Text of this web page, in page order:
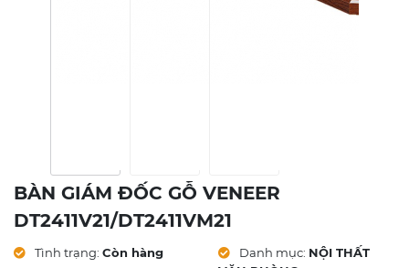
BÀN GIÁM ĐỐC GỖ VENEER
DT2411V21/DT2411VM21
Tình trạng: Còn hàng Danh mục: NỘI THẤT